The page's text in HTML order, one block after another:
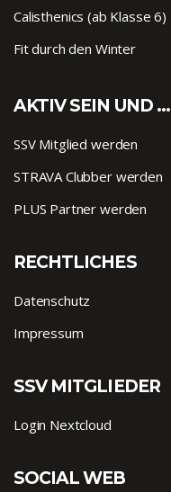
Calisthenics (ab Klasse 6)
Fit durch den Winter
AKTIV SEIN UND …
SSV Mitglied werden
STRAVA Clubber werden
PLUS Partner werden
RECHTLICHES
Datenschutz
Impressum
SSV MITGLIEDER
Login Nextcloud
SOCIAL WEB